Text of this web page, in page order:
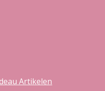
Artikelen